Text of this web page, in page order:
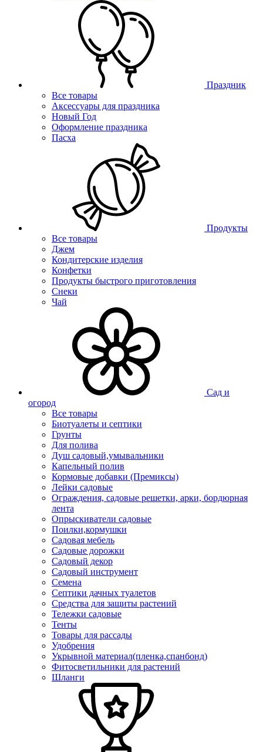
Праздник
Все товары
Аксессуары для праздника
Новый Год
Оформление праздника
Пасха
Продукты
Все товары
Джем
Кондитерские изделия
Конфетки
Продукты быстрого приготовления
Снеки
Чай
Сад и
огород
Все товары
Биотуалеты и септики
Грунты
Для полива
Душ садовый,умывальники
Капельный полив
Кормовые добавки (Премиксы)
Лейки садовые
Ограждения, садовые решетки, арки, бордюрная
лента
Опрыскиватели садовые
Поилки,кормушки
Садовая мебель
Садовые дорожки
Садовый декор
Садовый инструмент
Семена
Септики дачных туалетов
Средства для защиты растений
Тележки садовые
Тенты
Товары для рассады
Удобрения
Укрывной материал(пленка,спанбонд)
Фитосветильники для растений
Шланги